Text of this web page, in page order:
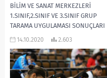
BİLİM VE SANAT MERKEZLERİ
1.SINIF,2.SINIF VE 3.SINIF GRUP
TARAMA UYGULAMASI SONUÇLARI
(2020) SONUÇLARA ULAŞMAK İÇİN
14.10.2020 2.603